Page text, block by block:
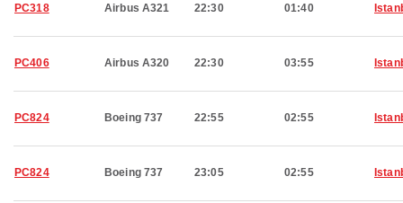
PC318 Airbus A321 22:30 01:40
PC406 Airbus A320 22:30 03:55
PC824 Boeing 737 22:55 02:55
PC824 Boeing 737 23:05 02:55